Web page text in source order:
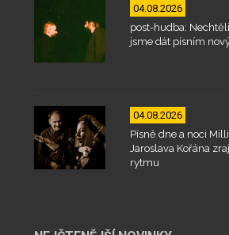
04.08.2026
post-hudba:
jsme dát písním
04.08.2026
Písně dne a noci
Jaroslava Kořána
rytmu